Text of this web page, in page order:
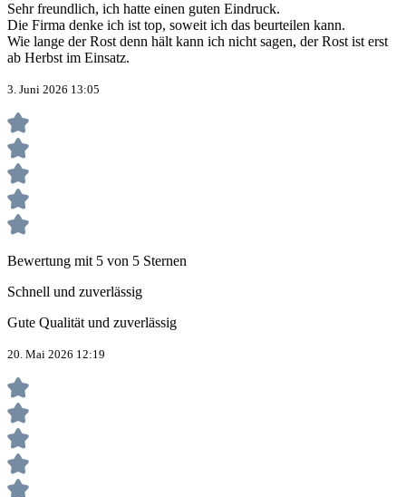
Sehr freundlich, ich hatte einen guten Eindruck.
Die Firma denke ich ist top, soweit ich das beurteilen kann.
Wie lange der Rost denn hält kann ich nicht sagen, der Rost ist erst
ab Herbst im Einsatz.
3. Juni 2026 13:05
Bewertung mit 5 von 5 Sternen
Schnell und zuverlässig
Gute Qualität und zuverlässig
20. Mai 2026 12:19